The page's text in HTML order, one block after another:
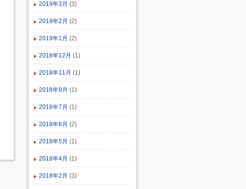
2019年3月 (3)
2019年2月 (2)
2019年1月 (2)
2018年12月 (1)
2018年11月 (1)
2018年9月 (1)
2018年7月 (1)
2018年6月 (2)
2018年5月 (1)
2018年4月 (1)
2018年2月 (3)